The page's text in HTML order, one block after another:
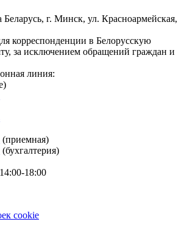
Беларусь, г. Минск, ул. Красноармейская,
корреспонденции в Белорусскую
за исключением обращений граждан и
линия:
(приемная)
(бухгалтерия)
18:00
cookie